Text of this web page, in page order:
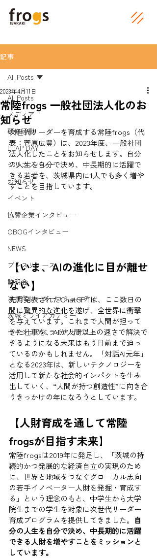
記事
All Posts
メディア
研修活動
LEAP DAY
シリコンバレー
お知らせ
イベント
協賛企業インタビュー
OBOGインタビュー
NEWS
プレスリリース
説明会
次世代リーダーコミュニティ
茨城ミライアカデミー
セキショウミライアカデミー
All Posts
常陸frogs 一般社団法人化のお
知らせ
2023年4月11日
次世代リーダーを育成する常陸frogs（代
表：菅原広豊）は、2023年度、一般社団
法人化したことをお知らせします。自分
の人生を自分で決め、中長期的に活躍で
きる若者を、茨城県内に1人でも多く増や
すことを目指しています。
【いま、AIの進化に目が離せ
ない】
先月発表されたChatGPTは、ここ数日の
間に驚異的な進化を遂げ、全世界に衝撃
を与えています。これまで人間が担って
きた仕事を、AIが人間以上の速さで解決で
きるようになる未来はもう目前まで迫っ
ているのかもしれません。「対話AI元年」
となる2023年は、新しいテクノロジーを
活用して新たな社会的インパクトを生み
出していく、“人間が持つ創造性”に向き合
うきっかけの年になろうとしています。
【人財育成を通して常陸
frogsが目指す未来】
常陸frogsは2019年に発足し、「茨城の持
続的かつ発展的な経済自立の実現のため
に、世界と地域をつなぐグローカル志向
の若手イノベーター人財を発掘・育成す
る」という理念のもと、中学生から大学
院生までの学生を対象に次世代リーダー
育成プログラムを提供してきました。
自
分の人生を自分で決め、中長期的に活躍
できる人財を増やすことをミッションと
しています。